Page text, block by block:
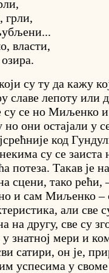
грли,
власти,
су ту да кажу
славе лепоту или
се но Миљенко
но они остајали у
код
су се заиста
потеза. Такав је
сцени, тако рећи,
и сам Миљенко –
али све
на другу, све су
знатној мери и
сатири, он је,
успесима у своме